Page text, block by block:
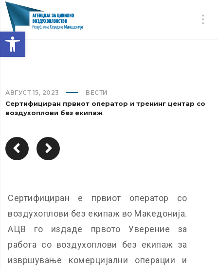
Open toolbar
АВГУСТ 15, 2023 ВЕСТИ
Сертифициран првиот оператор и тренинг центар со
воздухоплови без екипаж
Сертифициран е првиот оператор со
воздухоплови без екипаж во Македонија.
АЦВ го издаде првото Уверение за
работа со воздухоплови без екипаж за
извршување комерцијални операции и